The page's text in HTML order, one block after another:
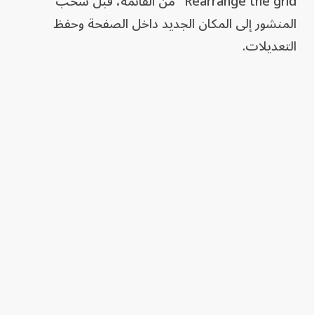
المنشور إلى المكان الجديد داخل الصفحة وحفظ
التعديلات.